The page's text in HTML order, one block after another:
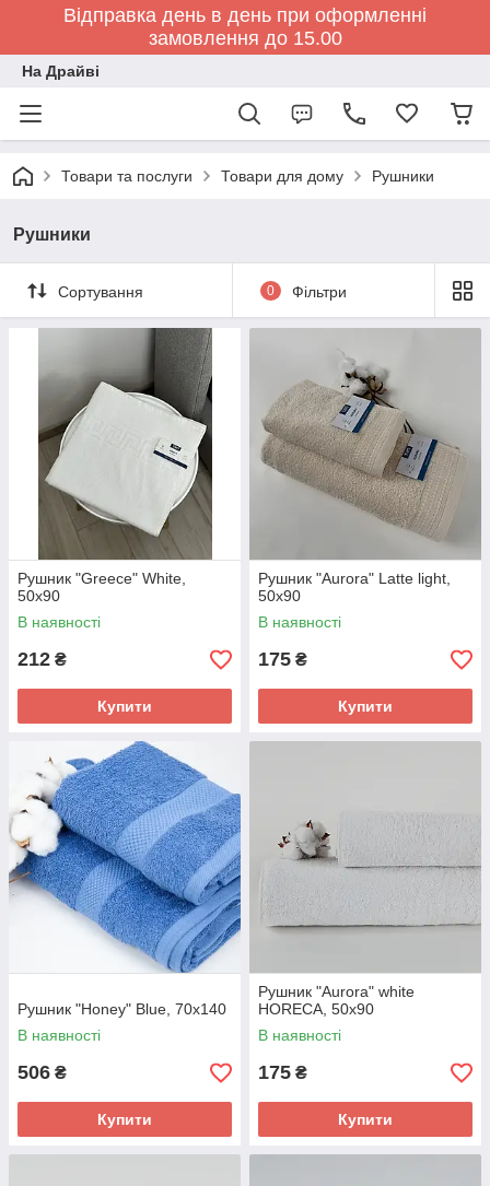
Відправка день в день при оформленні
замовлення до 15.00
На Драйві
Товари та послуги Товари для дому Рушники
Рушники
Сортування 0 Фільтри
Рушник "Greece" White,
50x90
В наявності
212 ₴
Купити
Рушник "Aurora" Latte light,
50x90
В наявності
175 ₴
Купити
Рушник "Honey" Blue, 70x140
В наявності
506 ₴
Купити
Рушник "Aurora" white
HORECA, 50x90
В наявності
175 ₴
Купити